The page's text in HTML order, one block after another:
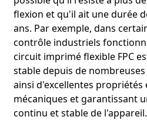
flexion et qu'il ait une durée
ans. Par exemple, dans
contrôle industriels
circuit imprimé flexible FPC
stable depuis de
ainsi d'excellentes propriétés
mécaniques et garantissant
continu et stable de l'appareil.